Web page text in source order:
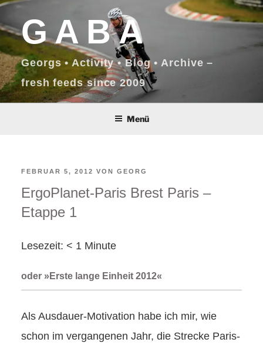
Zum
Inhalt
springenGABA
Georgs • Activity • Blog • Archive –
fresh feeds since 2009
Menü
VERÖFFENTLICHT
AM
FEBRUAR 5, 2012 VON GEORG
ErgoPlanet-Paris Brest Paris –
Etappe 1
Lesezeit: < 1 Minute
oder »Erste lange Einheit 2012«
Als Ausdauer-Motivation habe ich mir, wie
schon im vergangenen Jahr, die Strecke Paris-